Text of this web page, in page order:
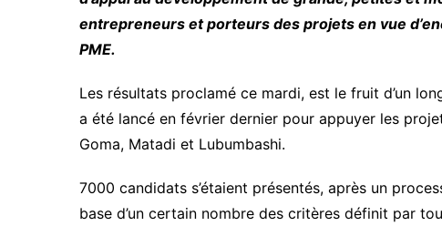
entrepreneurs et porteurs des projets en vue
PME.
Les résultats proclamé ce mardi, est le fruit d’un
a été lancé en février dernier pour appuyer les
Goma, Matadi et Lubumbashi.
7000 candidats s’étaient présentés, après un
base d’un certain nombre des critères définit par